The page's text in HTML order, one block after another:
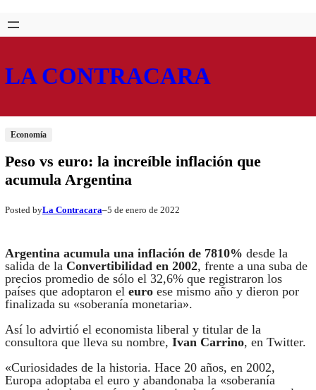
Saltar
al
Skip
to
LA CONTRACARA
Economía
Peso vs euro: la increíble inflación que
acumula Argentina
Posted byLa Contracara–5 de enero de 2022
Argentina acumula una inflación de 7810% desde la
salida de laConvertibilidad en 2002, frente a una suba de
precios promedio de sólo el 32,6% que registraron los
países que adoptaron el euroese mismo año y dieron por
finalizada su «soberanía monetaria».
Así lo advirtió el economista liberal y titular de la
consultora que lleva su nombre, Ivan Carrino, en Twitter.
«Curiosidades de la historia. Hace 20 años, en 2002,
Europa adoptaba el euro y abandonaba la «soberanía